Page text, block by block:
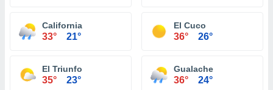
California
33° 21°
El Cuco
36° 26°
El Triunfo
35° 23°
Gualache
36° 24°